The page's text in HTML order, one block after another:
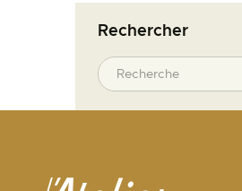
Rechercher